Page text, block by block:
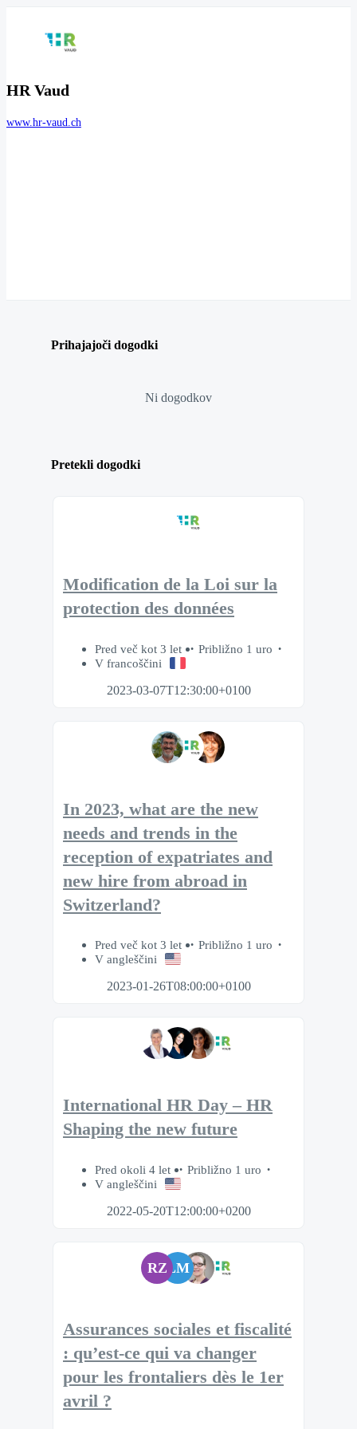
HR Vaud
www.hr-vaud.ch
Prihajajoči dogodki
Ni dogodkov
Pretekli dogodki
Modification de la Loi sur la
protection des données
Pred več kot 3 let
Približno 1 uro
V francoščini
2023-03-07T12:30:00+0100
In 2023, what are the new
needs and trends in the
reception of expatriates and
new hire from abroad in
Switzerland?
Pred več kot 3 let
Približno 1 uro
V angleščini
2023-01-26T08:00:00+0100
International HR Day – HR
Shaping the new future
Pred okoli 4 let
Približno 1 uro
V angleščini
2022-05-20T12:00:00+0200
RZLM
Assurances sociales et fiscalité
: qu’est-ce qui va changer
pour les frontaliers dès le 1er
avril ?